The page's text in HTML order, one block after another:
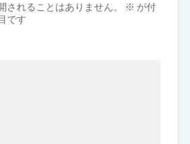
されることはありません。 ※ が付
です